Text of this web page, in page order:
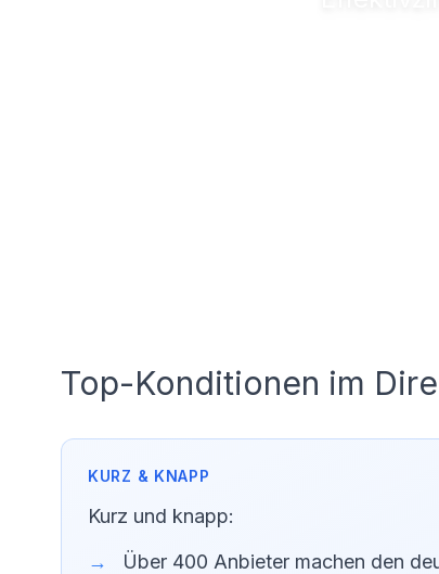
Top-Konditionen im
Kurz und knapp:
Über 400 Anbieter machen den